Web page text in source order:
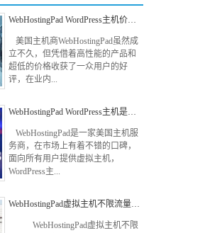
WebHostingPad WordPress主机价…
美国主机商WebHostingPad虽然成
立不久，但凭借着高性能的产品和
超低的价格收获了一众用户的好
评，在业内...
WebHostingPad WordPress主机是…
WebHostingPad是一家美国主机服
务商，在市场上有着不错的口碑，
面向所有用户提供虚拟主机，
WordPress主...
WebHostingPad虚拟主机不限流量…
WebHostingPad虚拟主机不限